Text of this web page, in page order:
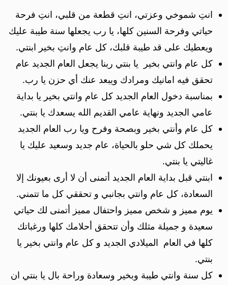
انتِ شموخي وعزتي، انتِ قطعة من قلبي، انتِ فرحة
حياتي وفرحة السنين كلها، يا رب يجعلها سنة طيبة عليك
ويعطيك على قد طيبة قلبك، كل عام وانتِ بخير ابنتي.
كل عام وانتي بخير يا بنتي ربنا يجعل العام الجديد عام
تحقق فيه امانيك ومرادك ويبعد عنك أي حزن يا رب.
بمناسبة دخول العام الجديد كل عام وانتي بخير يا بداية
عامي الجديد ونهاية عامي القديم الله يسعدك يا بنتي.
كل عام وأنتي بخير وبصحة وفرح ويا رب العام الجديد
يحملك كل شي حلو بالحياة، عام جديد وسعيد عليك يا
غاليتي يا بنتي.
ابنتي قبل بداية العام الجديد أتمنى أن لا أرى بعيونك إلا
السعادة، كل عام وانتي بجانبي و تحققي كل ما تتمني.
يوم مميز و شخص مميز واحتفال مميز أتمنى لك حياتي
سعيدة و جميلة مثلك وأن تتحقق أحلامك كلها ورغباتك
كلها في العام الميلادي الجديد و كل عام وانتي بخير يا
بنتي.
كل سنة وانتي طيبة وبخير وسعادة وراحة بال يا بنتي ان